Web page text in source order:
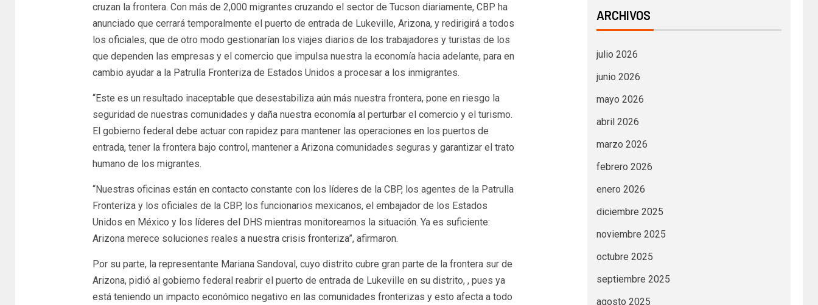
cruzan la frontera. Con más de 2,000 migrantes cruzando el sector de Tucson diariamente, CBP ha
anunciado que cerrará temporalmente el puerto de entrada de Lukeville, Arizona, y redirigirá a todos
los oficiales, que de otro modo gestionarían los viajes diarios de los trabajadores y turistas de los
que dependen las empresas y el comercio que impulsa nuestra la economía hacia adelante, para en
cambio ayudar a la Patrulla Fronteriza de Estados Unidos a procesar a los inmigrantes.
“Este es un resultado inaceptable que desestabiliza aún más nuestra frontera, pone en riesgo la
seguridad de nuestras comunidades y daña nuestra economía al perturbar el comercio y el turismo.
El gobierno federal debe actuar con rapidez para mantener las operaciones en los puertos de
entrada, tener la frontera bajo control, mantener a Arizona comunidades seguras y garantizar el trato
humano de los migrantes.
“Nuestras oficinas están en contacto constante con los líderes de la CBP, los agentes de la Patrulla
Fronteriza y los oficiales de la CBP, los funcionarios mexicanos, el embajador de los Estados
Unidos en México y los líderes del DHS mientras monitoreamos la situación. Ya es suficiente:
Arizona merece soluciones reales a nuestra crisis fronteriza”, afirmaron.
Por su parte, la representante Mariana Sandoval, cuyo distrito cubre gran parte de la frontera sur de
Arizona, pidió al gobierno federal reabrir el puerto de entrada de Lukeville en su distrito, , pues ya
está teniendo un impacto económico negativo en las comunidades fronterizas y esto afecta a todo
ARCHIVOS
julio 2026
junio 2026
mayo 2026
abril 2026
marzo 2026
febrero 2026
enero 2026
diciembre 2025
noviembre 2025
octubre 2025
septiembre 2025
agosto 2025